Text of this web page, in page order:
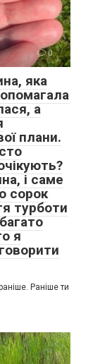
0
яка
а
плани.
і саме
сорок
турботи
я
Раніше ти